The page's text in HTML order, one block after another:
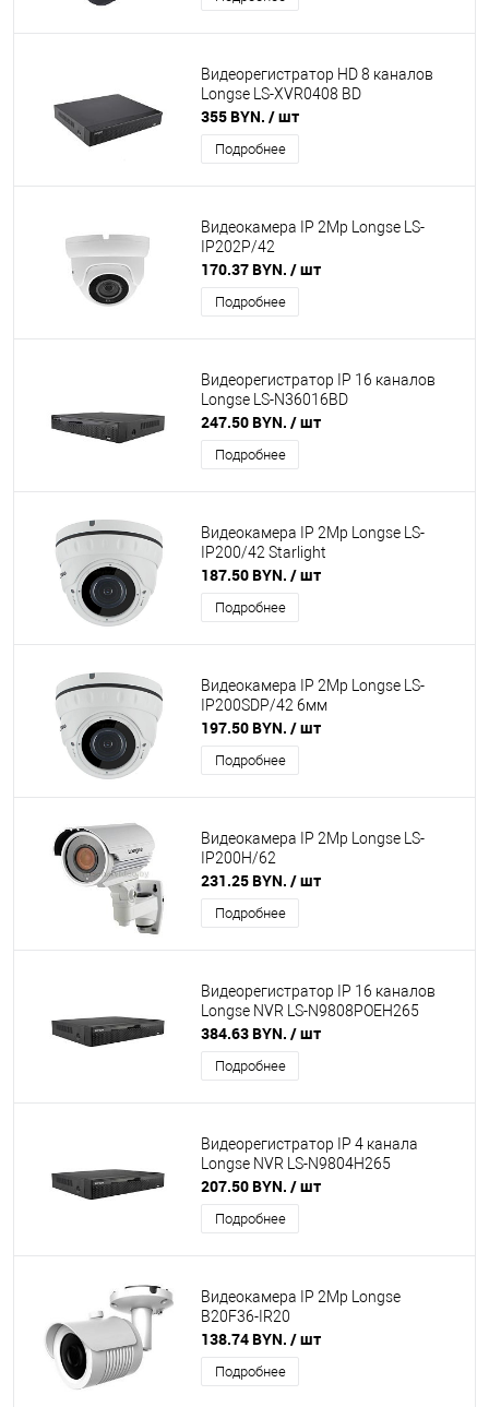
Видеорегистратор HD 8 каналов
Longse LS-XVR0408 BD
355 BYN. / шт
Подробнее
Видеокамера IP 2Mp Longse LS-
IP202P/42
170.37 BYN. / шт
Подробнее
Видеорегистратор IP 16 каналов
Longse LS-N36016BD
247.50 BYN. / шт
Подробнее
Видеокамера IP 2Mp Longse LS-
IP200/42 Starlight
187.50 BYN. / шт
Подробнее
Видеокамера IP 2Mp Longse LS-
IP200SDP/42 6мм
197.50 BYN. / шт
Подробнее
Видеокамера IP 2Mp Longse LS-
IP200H/62
231.25 BYN. / шт
Подробнее
Видеорегистратор IP 16 каналов
Longse NVR LS-N9808POEH265
384.63 BYN. / шт
Подробнее
Видеорегистратор IP 4 канала
Longse NVR LS-N9804H265
207.50 BYN. / шт
Подробнее
Видеокамера IP 2Mp Longse
B20F36-IR20
138.74 BYN. / шт
Подробнее